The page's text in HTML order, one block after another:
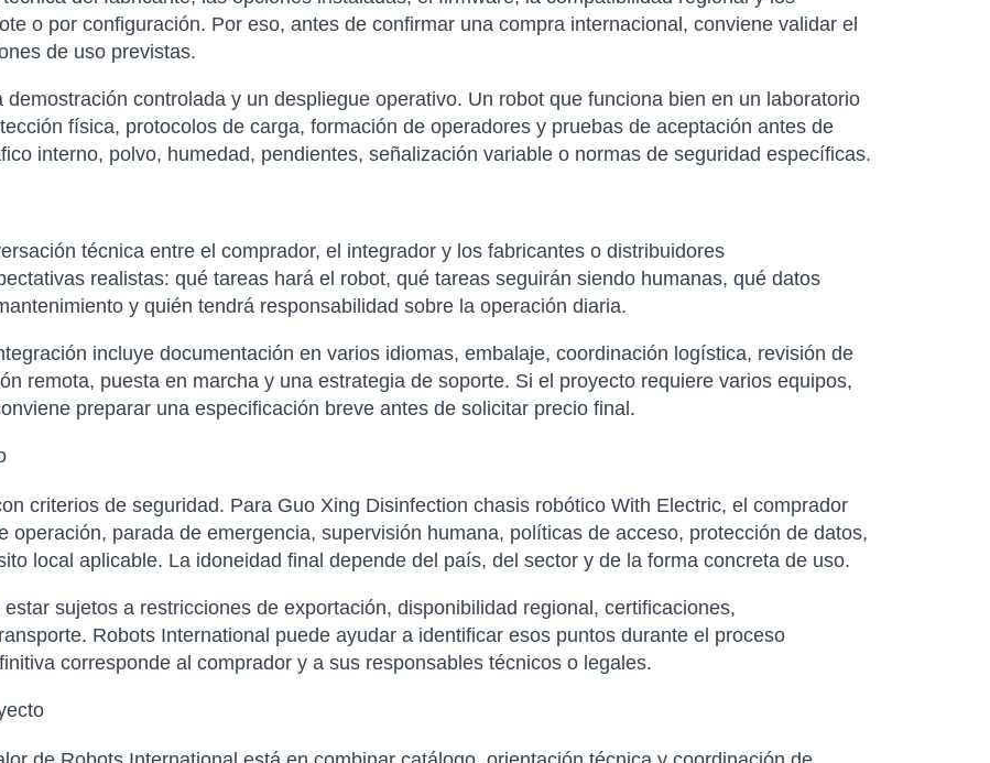
o por configuración. Por eso, antes de confirmar una compra internacional, conviene validar el
de uso previstas.
controlada y un despliegue operativo. Un robot que funciona bien en un laboratorio
física, protocolos de carga, formación de operadores y pruebas de aceptación antes de
interno, polvo, humedad, pendientes, señalización variable o normas de seguridad específicas.
técnica entre el comprador, el integrador y los fabricantes o distribuidores
realistas: qué tareas hará el robot, qué tareas seguirán siendo humanas, qué datos
y quién tendrá responsabilidad sobre la operación diaria.
incluye documentación en varios idiomas, embalaje, coordinación logística, revisión de
remota, puesta en marcha y una estrategia de soporte. Si el proyecto requiere varios equipos,
preparar una especificación breve antes de solicitar precio final.
criterios de seguridad. Para Guo Xing Disinfection chasis robótico With Electric, el comprador
operación, parada de emergencia, supervisión humana, políticas de acceso, protección de datos,
local aplicable. La idoneidad final depende del país, del sector y de la forma concreta de uso.
sujetos a restricciones de exportación, disponibilidad regional, certificaciones,
Robots International puede ayudar a identificar esos puntos durante el proceso
corresponde al comprador y a sus responsables técnicos o legales.